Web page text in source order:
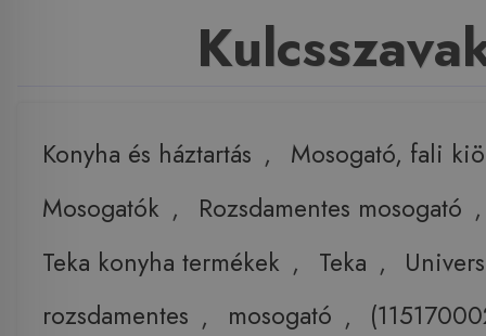
Konyha és háztartás ,
Mosogató, fali
Mosogatók , Rozsdamentes mosogató ,
Teka konyha termékek , Teka ,
rozsdamentes , mosogató ,